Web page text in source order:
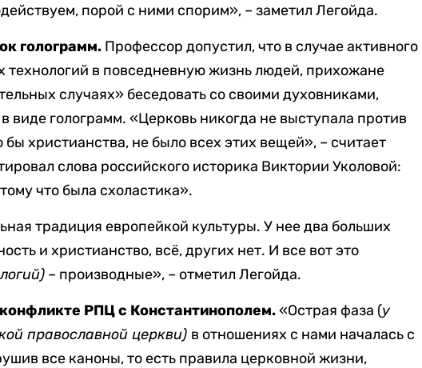
порой с ними спорим», – заметил Легойда.
голограмм. Профессор допустил, что в случае активного
технологий в повседневную жизнь людей, прихожане
случаях» беседовать со своими духовниками,
виде голограмм. «Церковь никогда не выступала против
христианства, не было всех этих вещей», – считает
слова российского историка Виктории Уколовой:
что была схоластика».
традиция европейкой культуры. У нее два больших
и христианство, всё, других нет. И все вот это
– производные», – отметил Легойда.
РПЦ с Константинополем.«Острая фаза (у
православной церкви) в отношениях с нами началась с
все каноны, то есть правила церковной жизни,